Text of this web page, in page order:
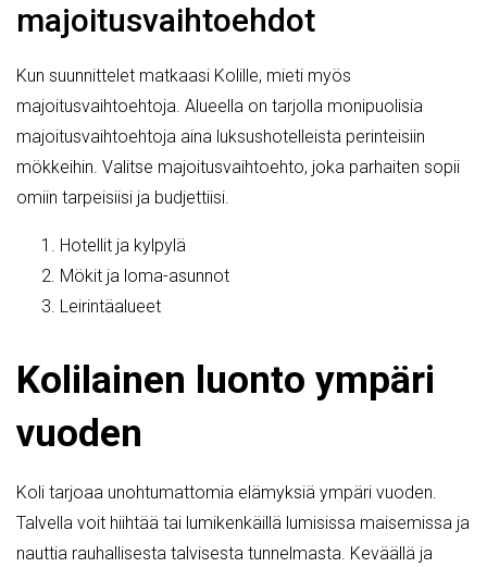
majoitusvaihtoehdot
Kun suunnittelet matkaasi Kolille, mieti myös
majoitusvaihtoehtoja. Alueella on tarjolla monipuolisia
majoitusvaihtoehtoja aina luksushotelleista perinteisiin
mökkeihin. Valitse majoitusvaihtoehto, joka parhaiten sopii
omiin tarpeisiisi ja budjettiisi.
Hotellit ja kylpylä
Mökit ja loma-asunnot
Leirintäalueet
Kolilainen luonto ympäri
vuoden
Koli tarjoaa unohtumattomia elämyksiä ympäri vuoden.
Talvella voit hiihtää tai lumikenkäillä lumisissa maisemissa ja
nauttia rauhallisesta talvisesta tunnelmasta. Keväällä ja